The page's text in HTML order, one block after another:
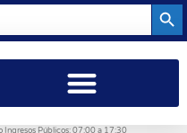
Ingresos Públicos: 07:00 a 17:30